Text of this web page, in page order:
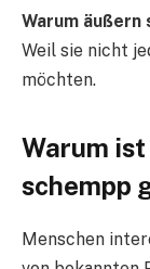
Warum
Weil sie nicht
möchten.
Warum
schempp
Menschen